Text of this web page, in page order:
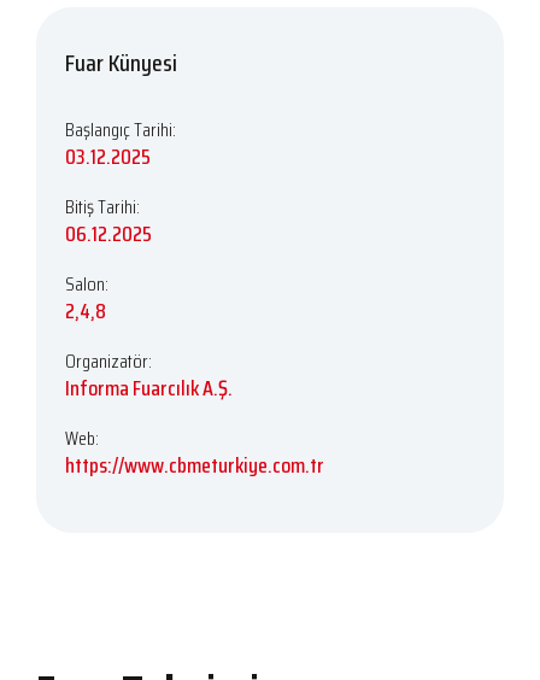
Fuar Künyesi
Başlangıç Tarihi:
03.12.2025
Bitiş Tarihi:
06.12.2025
Salon:
2,4,8
Organizatör:
Informa Fuarcılık A.Ş.
Web:
https://www.cbmeturkiye.com.tr